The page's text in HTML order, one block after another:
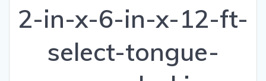
2-in-x-6-in-x-12-ft-
select-tongue-